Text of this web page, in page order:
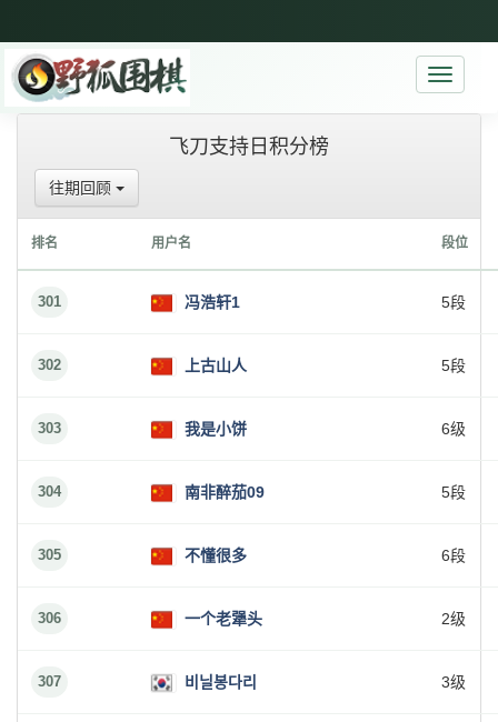
Toggle
飞刀支持日积分榜
往期回顾
排名 用户名 段位
301 冯浩轩1 5段
302 上古山人 5段
303 我是小饼 6级
304 南非醉茄09 5段
305 不懂很多 6段
306 一个老犟头 2级
307 비닐봉다리 3级